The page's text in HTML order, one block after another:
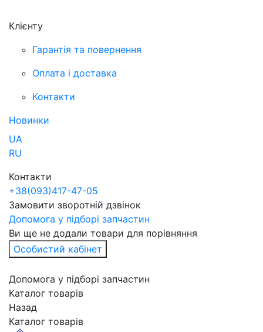
Клієнту
Гарантія та повернення
Оплата і доставка
Контакти
Новинки
UA
RU
Контакти
+38(093)417-47-05
Замовити зворотній дзвінок
Допомога у підборі запчастин
Ви ще не додали товари для порівняння
Особистий кабінет
Допомога у підборі запчастин
Каталог товарів
Назад
Каталог товарів